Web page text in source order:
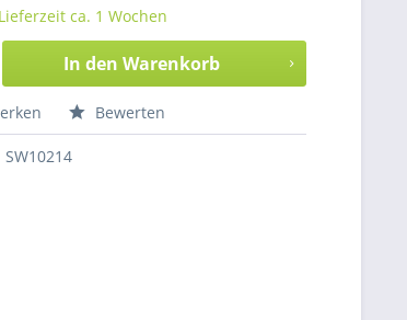
ca. 1 Wochen
In den Warenkorb
Bewerten
SW10214